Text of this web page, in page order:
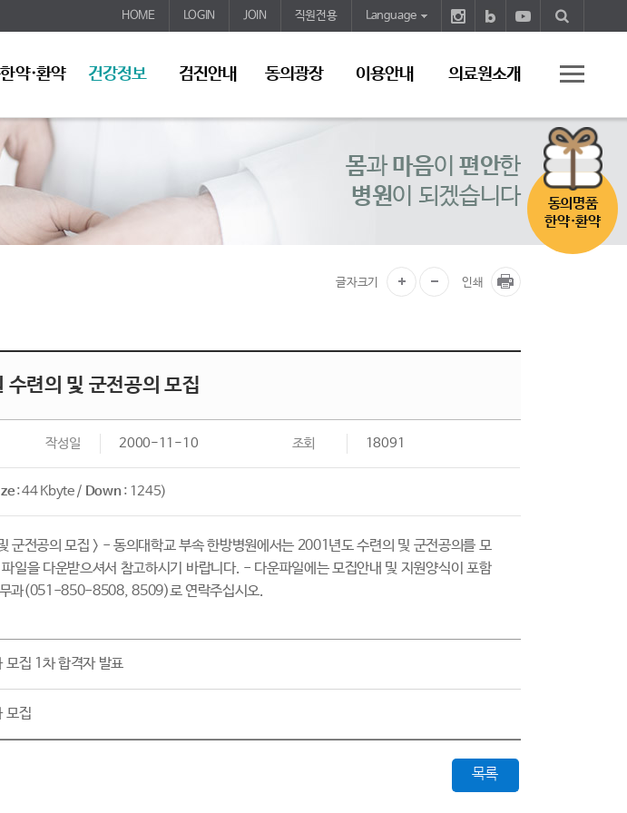
HOME LOGIN JOIN 직원전용 Language
약·환약 건강정보 검진안내 동의광장 이용안내 의료원소개
동의명품
한약·환약
몸과 마음이 편안한
병원이 되겠습니다
글자크기 인쇄
련의 및 군전공의 모집
작성일 2000-11-10 조회 18091
: 44 Kbyte / Down: 1245)
군전공의 모집 > - 동의대학교 부속 한방병원에서는 2001년도 수련의 및 군전공의를 모
일을 다운받으셔서 참고하시기 바랍니다. - 다운파일에는 모집안내 및 지원양식이 포함
과(051-850-8508, 8509)로 연락주십시오.
집 1차 합격자 발표
모집
목록